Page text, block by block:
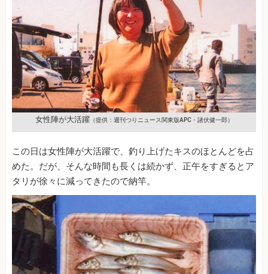
女性陣が大活躍（提供：週刊つりニュース関東版APC・諸伏健一郎）
この日は女性陣が大活躍で、釣り上げたキスのほとんどを占
めた。だが、そんな時間も長くは続かず、正午をすぎるとア
タリが徐々に減ってきたので納竿。